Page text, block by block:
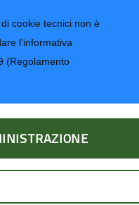
cookie tecnici non è
l'informativa
(Regolamento